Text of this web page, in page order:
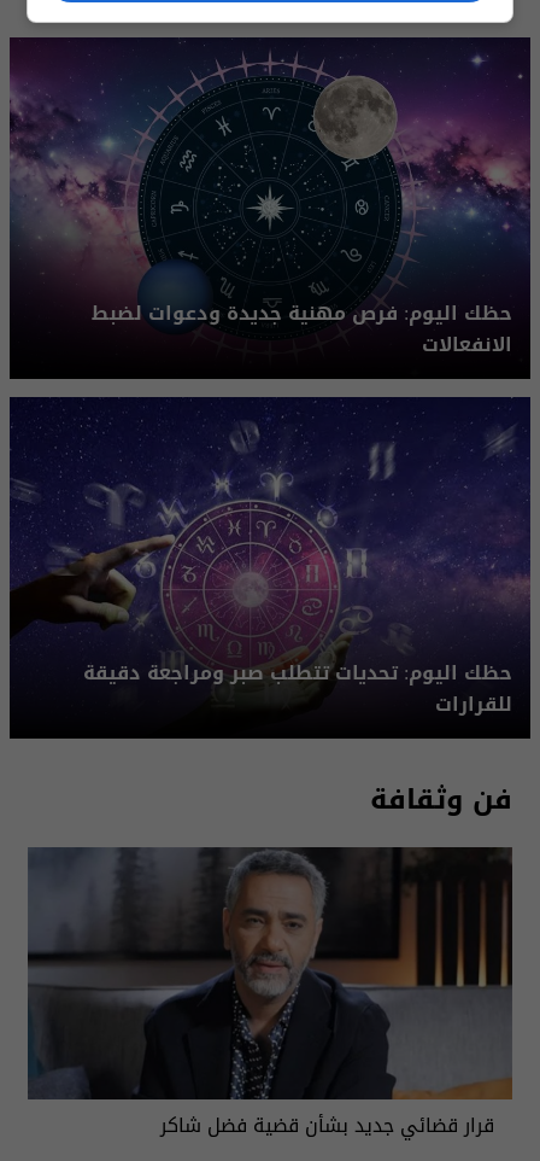
حظك اليوم: فرص مهنية جديدة ودعوات لضبط
الانفعالات
حظك اليوم: تحديات تتطلب صبر ومراجعة دقيقة
للقرارات
فن وثقافة
قرار قضائي جديد بشأن قضية فضل شاكر